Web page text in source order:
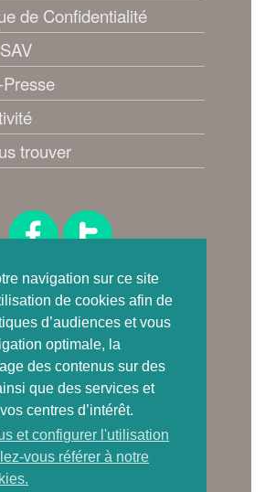
navigation sur ce site
de cookies afin de
d’audiences et vous
optimale, la
des contenus sur des
que des services et
centres d’intérêt.
et configurer l'utilisation
vous référer à notre
de Confidentialité
trouver
Suivez-nous !
Où trouver
carte de tri ?